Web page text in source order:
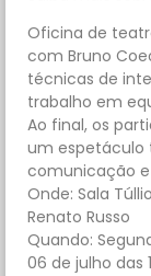
Oficina de
com Bruno
técnicas de
trabalho em
Ao final, os
um espetáculo
comunicação
Onde: Sala
Renato Russo
Quando:
06 de julho das